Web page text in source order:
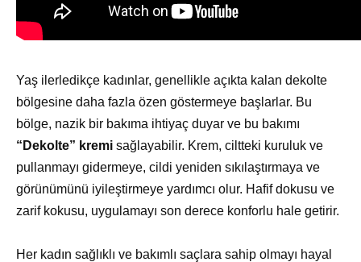
Yaş ilerledikçe kadınlar, genellikle açıkta kalan dekolte
bölgesine daha fazla özen göstermeye başlarlar. Bu
bölge, nazik bir bakıma ihtiyaç duyar ve bu bakımı
“Dekolte” kremi sağlayabilir. Krem, ciltteki kuruluk ve
pullanmayı gidermeye, cildi yeniden sıkılaştırmaya ve
görünümünü iyileştirmeye yardımcı olur. Hafif dokusu ve
zarif kokusu, uygulamayı son derece konforlu hale getirir.
Her kadın sağlıklı ve bakımlı saçlara sahip olmayı hayal